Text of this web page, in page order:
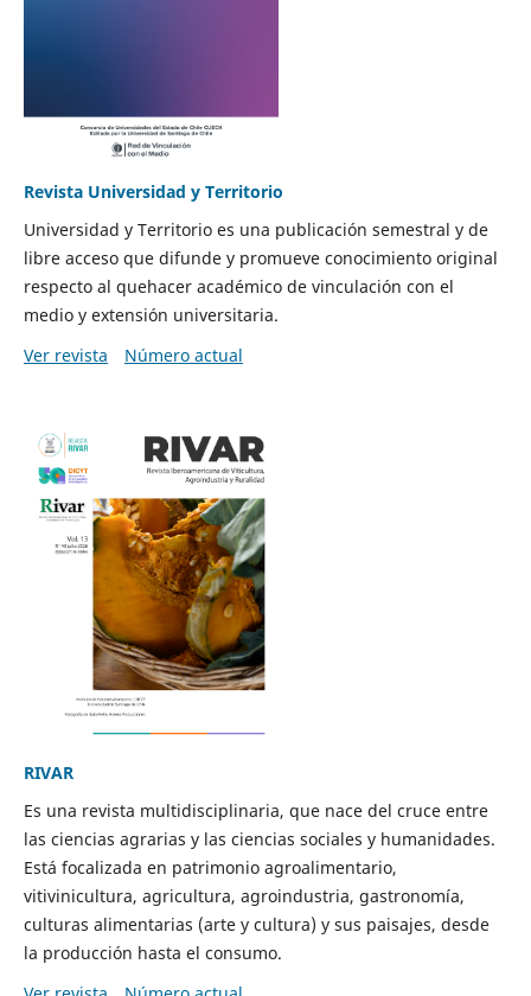
Revista Universidad y Territorio
Universidad y Territorio es una publicación semestral y de
libre acceso que difunde y promueve conocimiento original
respecto al quehacer académico de vinculación con el
medio y extensión universitaria.
Ver revista
Número actual
RIVAR
Es una revista multidisciplinaria, que nace del cruce entre
las ciencias agrarias y las ciencias sociales y humanidades.
Está focalizada en patrimonio agroalimentario,
vitivinicultura, agricultura, agroindustria, gastronomía,
culturas alimentarias (arte y cultura) y sus paisajes, desde
la producción hasta el consumo.